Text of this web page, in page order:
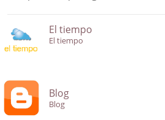
El tiempo
El tiempo
Blog
Blog